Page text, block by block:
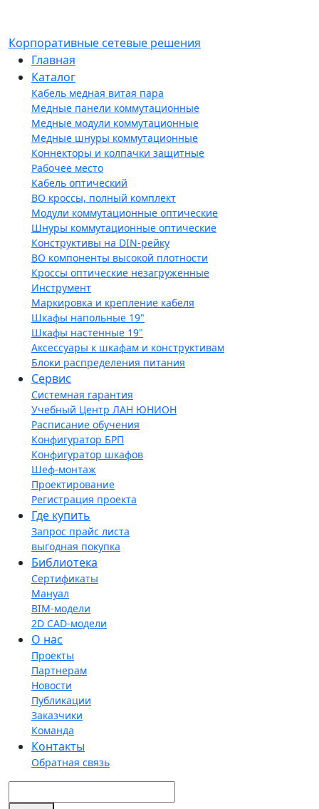
Корпоративные сетевые решения
Главная
Каталог
Кабель медная витая пара
Медные панели коммутационные
Медные модули коммутационные
Медные шнуры коммутационные
Коннекторы и колпачки защитные
Рабочее место
Кабель оптический
ВО кроссы, полный комплект
Модули коммутационные оптические
Шнуры коммутационные оптические
Конструктивы на DIN-рейку
ВО компоненты высокой плотности
Кроссы оптические незагруженные
Инструмент
Маркировка и крепление кабеля
Шкафы напольные 19"
Шкафы настенные 19"
Аксессуары к шкафам и конструктивам
Блоки распределения питания
Сервис
Системная гарантия
Учебный Центр ЛАН ЮНИОН
Расписание обучения
Конфигуратор БРП
Конфигуратор шкафов
Шеф-монтаж
Проектирование
Регистрация проекта
Где купить
Запрос прайс листа
выгодная покупка
Библиотека
Сертификаты
Мануал
BIM-модели
2D CAD-модели
О нас
Проекты
Партнерам
Новости
Публикации
Заказчики
Команда
Контакты
Обратная связь